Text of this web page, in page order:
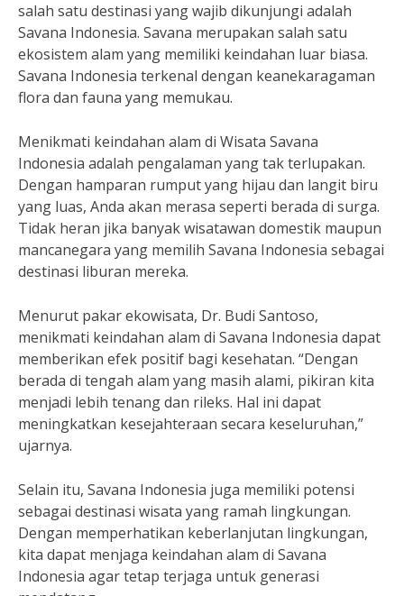
salah satu destinasi yang wajib dikunjungi adalah
Savana Indonesia. Savana merupakan salah satu
ekosistem alam yang memiliki keindahan luar biasa.
Savana Indonesia terkenal dengan keanekaragaman
flora dan fauna yang memukau.
Menikmati keindahan alam di Wisata Savana
Indonesia adalah pengalaman yang tak terlupakan.
Dengan hamparan rumput yang hijau dan langit biru
yang luas, Anda akan merasa seperti berada di surga.
Tidak heran jika banyak wisatawan domestik maupun
mancanegara yang memilih Savana Indonesia sebagai
destinasi liburan mereka.
Menurut pakar ekowisata, Dr. Budi Santoso,
menikmati keindahan alam di Savana Indonesia dapat
memberikan efek positif bagi kesehatan. “Dengan
berada di tengah alam yang masih alami, pikiran kita
menjadi lebih tenang dan rileks. Hal ini dapat
meningkatkan kesejahteraan secara keseluruhan,”
ujarnya.
Selain itu, Savana Indonesia juga memiliki potensi
sebagai destinasi wisata yang ramah lingkungan.
Dengan memperhatikan keberlanjutan lingkungan,
kita dapat menjaga keindahan alam di Savana
Indonesia agar tetap terjaga untuk generasi